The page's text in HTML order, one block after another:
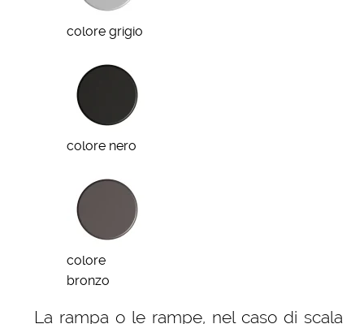
colore grigio
colore nero
colore
bronzo
La rampa o le rampe, nel caso di scala